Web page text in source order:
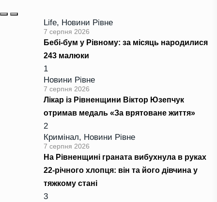
Life, Новини Рівне
7 серпня 2026
Бебі-бум у Рівному: за місяць народилися
243 малюки
1
Новини Рівне
7 серпня 2026
Лікар із Рівненщини Віктор Юзепчук
отримав медаль «За врятоване життя»
2
Кримінал, Новини Рівне
7 серпня 2026
На Рівненщині граната вибухнула в руках
22-річного хлопця: він та його дівчина у
тяжкому стані
3